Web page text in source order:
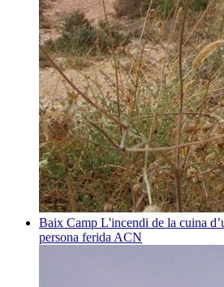
Baix Camp L'incendi de la cuina
persona ferida ACN